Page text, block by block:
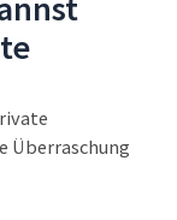
Überraschung